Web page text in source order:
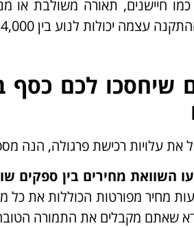
לנוע בין 4,000 ל-15,000 ש"ח, תלוי במורכבות ההתקנה ובתנאי השטח.
שיחסכו לכם
את עלויות רכישת פרגולה, הנה
השוואת מחירים בין ספקים
מחיר מפורטות הכוללות את כל
שאתם מקבלים את התמורה